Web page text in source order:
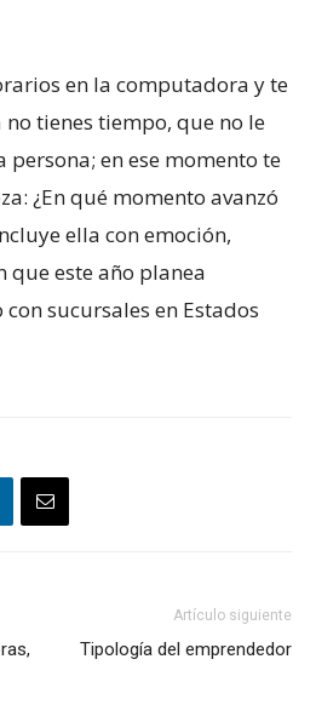
en la computadora y te
tienes tiempo, que no le
persona; en ese momento te
¿En qué momento avanzó
ella con emoción,
que este año planea
sucursales en Estados
Artículo siguiente
Tipología del emprendedor